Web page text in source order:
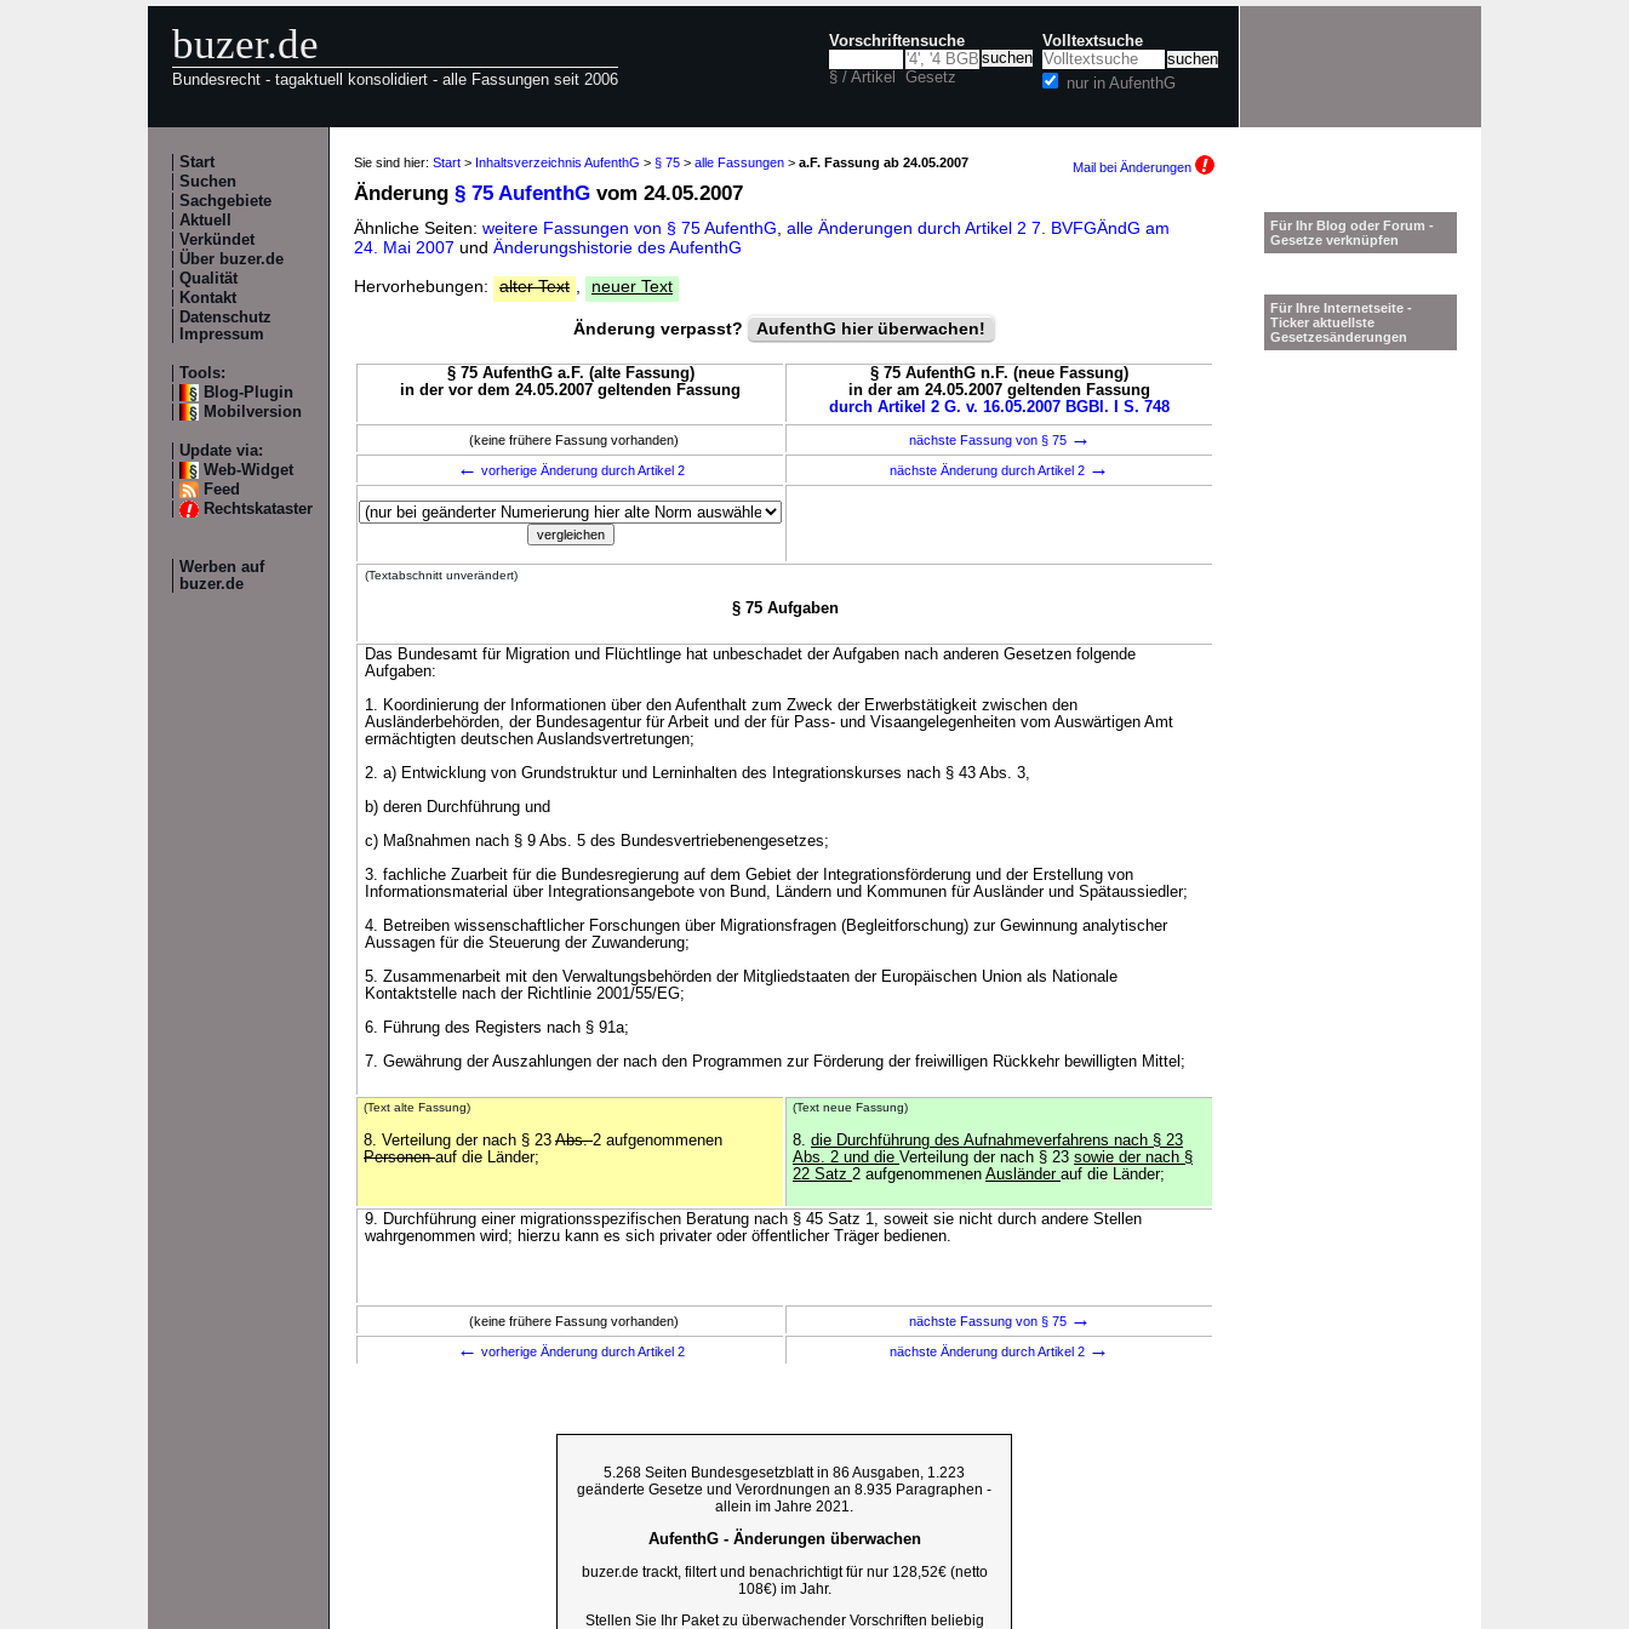
buzer.de
Bundesrecht - tagaktuell konsolidiert - alle Fassungen seit 2006
Vorschriftensuche
§ / Artikel Gesetz
Volltextsuche
nur in AufenthG
Start
Suchen
Sachgebiete
Aktuell
Verkündet
Über buzer.de
Qualität
Kontakt
Datenschutz
Impressum
Tools:
Blog-Plugin
Mobilversion
Update via:
Web-Widget
Feed
Rechtskataster
Werben auf
buzer.de
Sie sind hier: Start > Inhaltsverzeichnis AufenthG > § 75 > alle Fassungen > a.F. Fassung ab 24.05.2007 Mail bei Änderungen
Änderung § 75 AufenthG vom 24.05.2007
Ähnliche Seiten: weitere Fassungen von § 75 AufenthG alle Änderungen durch Artikel 2 7. BVFGÄndG am
24. Mai 2007 und Änderungshistorie des AufenthG
Hervorhebungen:
alter Text neuer Text
Änderung verpasst? AufenthG hier überwachen!
§ 75 AufenthG a.F. (alte Fassung)
in der vor dem 24.05.2007 geltenden Fassung
§ 75 AufenthG n.F. (neue Fassung)
in der am 24.05.2007 geltenden Fassung
durch Artikel 2 G. v. 16.05.2007 BGBl. I S. 748
(keine frühere Fassung vorhanden) nächste Fassung von § 75 →
← vorherige Änderung durch Artikel 2 nächste Änderung durch Artikel 2 →
(Textabschnitt unverändert)
§ 75 Aufgaben
Das Bundesamt für Migration und Flüchtlinge hat unbeschadet der Aufgaben nach anderen Gesetzen folgende
Aufgaben:
1. Koordinierung der Informationen über den Aufenthalt zum Zweck der Erwerbstätigkeit zwischen den
Ausländerbehörden, der Bundesagentur für Arbeit und der für Pass- und Visaangelegenheiten vom Auswärtigen Amt
ermächtigten deutschen Auslandsvertretungen;
2. a) Entwicklung von Grundstruktur und Lerninhalten des Integrationskurses nach § 43 Abs. 3,
b) deren Durchführung und
c) Maßnahmen nach § 9 Abs. 5 des Bundesvertriebenengesetzes;
3. fachliche Zuarbeit für die Bundesregierung auf dem Gebiet der Integrationsförderung und der Erstellung von
Informationsmaterial über Integrationsangebote von Bund, Ländern und Kommunen für Ausländer und Spätaussiedler;
4. Betreiben wissenschaftlicher Forschungen über Migrationsfragen (Begleitforschung) zur Gewinnung analytischer
Aussagen für die Steuerung der Zuwanderung;
5. Zusammenarbeit mit den Verwaltungsbehörden der Mitgliedstaaten der Europäischen Union als Nationale
Kontaktstelle nach der Richtlinie 2001/55/EG;
6. Führung des Registers nach § 91a;
7. Gewährung der Auszahlungen der nach den Programmen zur Förderung der freiwilligen Rückkehr bewilligten Mittel;
(Text alte Fassung)
8. Verteilung der nach § 23 Abs.2 aufgenommenen
Personenauf die Länder;
(Text neue Fassung)
8. die Durchführung des Aufnahmeverfahrens nach § 23
Abs. 2 und die Verteilung der nach § 23 sowie der nach §
22 Satz 2 aufgenommenen Ausländer auf die Länder;
9. Durchführung einer migrationsspezifischen Beratung nach § 45 Satz 1, soweit sie nicht durch andere Stellen
wahrgenommen wird; hierzu kann es sich privater oder öffentlicher Träger bedienen.
(keine frühere Fassung vorhanden) nächste Fassung von § 75 →
← vorherige Änderung durch Artikel 2 nächste Änderung durch Artikel 2 →
5.268 Seiten Bundesgesetzblatt in 86 Ausgaben, 1.223
geänderte Gesetze und Verordnungen an 8.935 Paragraphen -
allein im Jahre 2021.
AufenthG - Änderungen überwachen
buzer.de trackt, filtert und benachrichtigt für nur 128,52€ (netto
108€) im Jahr.
Stellen Sie Ihr Paket zu überwachender Vorschriften beliebig
Für Ihr Blog oder Forum -
Gesetze verknüpfen
Für Ihre Internetseite -
Ticker aktuellste
Gesetzesänderungen